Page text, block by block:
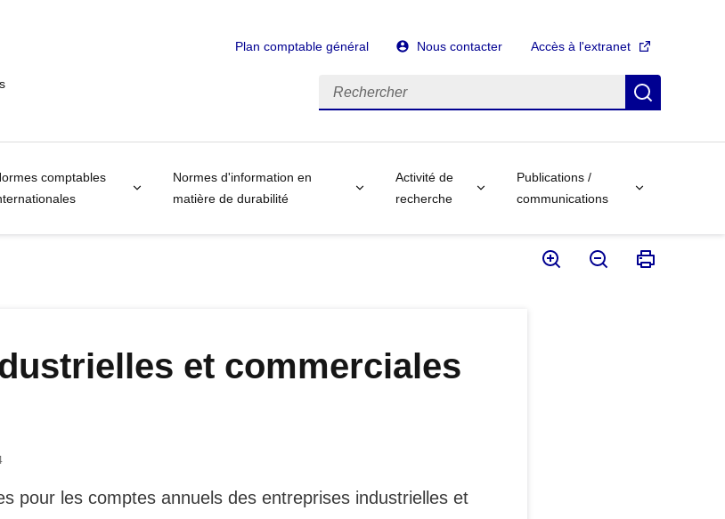
Plan comptable général Nous contacter Accès à l'extranet
Rechercher
comptables
Normes d'information en
matière de durabilité
Activité de
recherche
Publications /
communications
et commerciales
pour les comptes annuels des entreprises industrielles et